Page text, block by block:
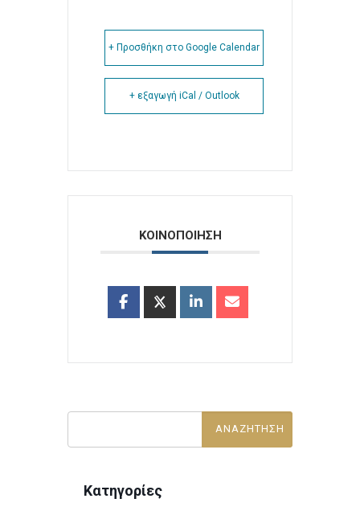
+ Προσθήκη στο Google Calendar
+ εξαγωγή iCal / Outlook
ΚΟΙΝΟΠΟΙΗΣΗ
Κατηγορίες